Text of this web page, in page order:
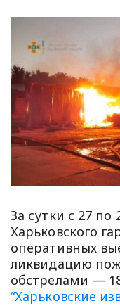
За сутки с 27 по
Харьковского
оперативных
ликвидацию
обстрелами —
“Харьковские